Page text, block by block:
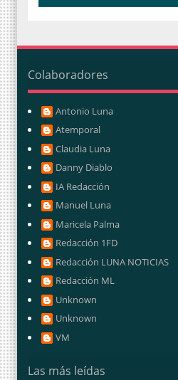
Colaboradores
Antonio Luna
Atemporal
Claudia Luna
Danny Diablo
IA Redacción
Manuel Luna
Maricela Palma
Redacción 1FD
Redacción LUNA NOTICIAS
Redacción ML
Unknown
Unknown
VM
Las más leídas